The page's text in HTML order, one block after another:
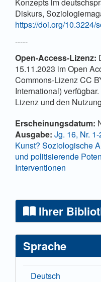
Diskurs,
https://doi.org/10.3224/
-----
Open-Access-Lizenz:
15.11.2023 im Open
Commons-Lizenz CC
International)
Lizenz und den
Artikel-Details
Erscheinungsdatum:
Ausgabe: Jg. 16, Nr.
Kunst? Soziologische
und politisierende
Interventionen
Ihrer
Sprache
Deutsch